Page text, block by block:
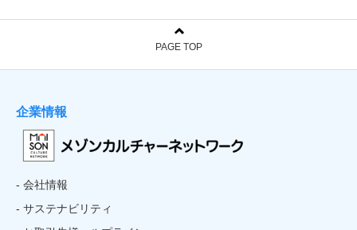
PAGE TOP
企業情報
- 会社情報
- サステナビリティ